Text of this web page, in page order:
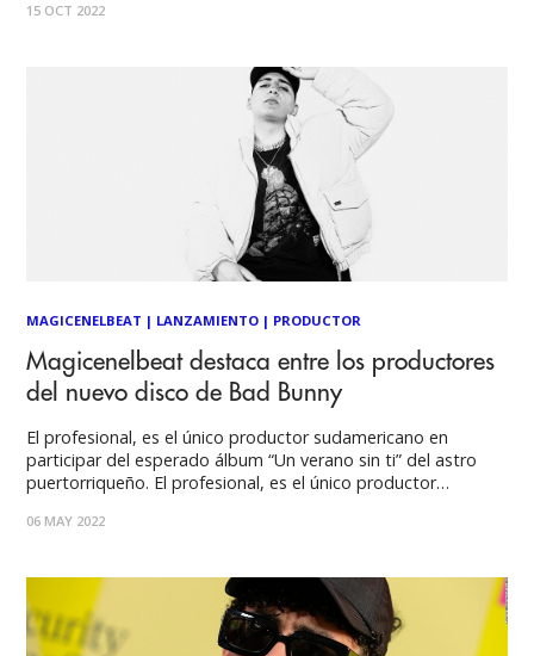
urbano y su relación con el público local es
15 OCT 2022
MAGICENELBEAT | LANZAMIENTO | PRODUCTOR
Magicenelbeat destaca entre los productores
del nuevo disco de Bad Bunny
El profesional, es el único productor sudamericano en
participar del esperado álbum “Un verano sin ti” del astro
puertorriqueño. El profesional, es el único productor
sin ti” del astro puertorriqueño. Una magnífica noticia para la
06 MAY 2022